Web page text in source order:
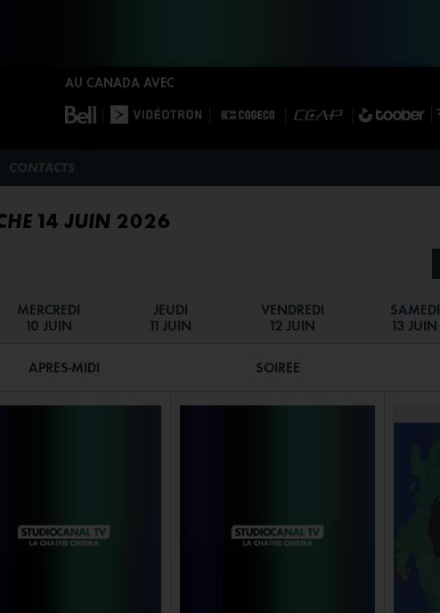
AU CANADA AVEC
CONTACTS
14 JUIN 2026
MERCREDI
10 JUIN
JEUDI
11 JUIN
VENDREDI
12 JUIN
SAMEDI
13 JUIN
APRÈS-MIDI SOIRÉE